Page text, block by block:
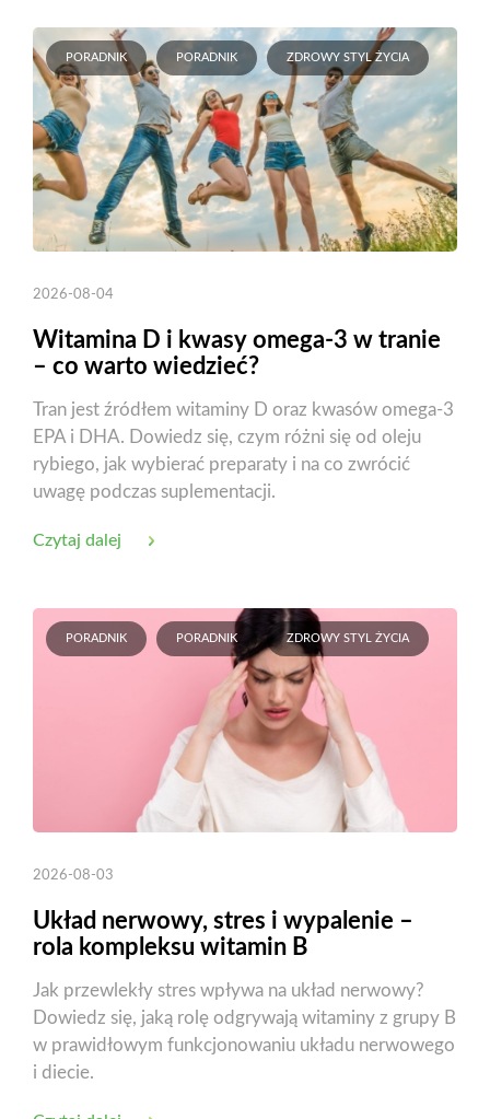
PORADNIK PORADNIK ZDROWY STYL ŻYCIA
2026-08-04
Witamina D i kwasy omega-3 w tranie
– co warto wiedzieć?
Tran jest źródłem witaminy D oraz kwasów omega-3
EPA i DHA. Dowiedz się, czym różni się od oleju
rybiego, jak wybierać preparaty i na co zwrócić
uwagę podczas suplementacji.
Czytaj dalej
PORADNIK PORADNIK ZDROWY STYL ŻYCIA
2026-08-03
Układ nerwowy, stres i wypalenie –
rola kompleksu witamin B
Jak przewlekły stres wpływa na układ nerwowy?
Dowiedz się, jaką rolę odgrywają witaminy z grupy B
w prawidłowym funkcjonowaniu układu nerwowego
i diecie.